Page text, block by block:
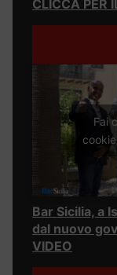
CLICCA PER
Fai
Bar Sicilia, a
dal nuovo
VIDEO